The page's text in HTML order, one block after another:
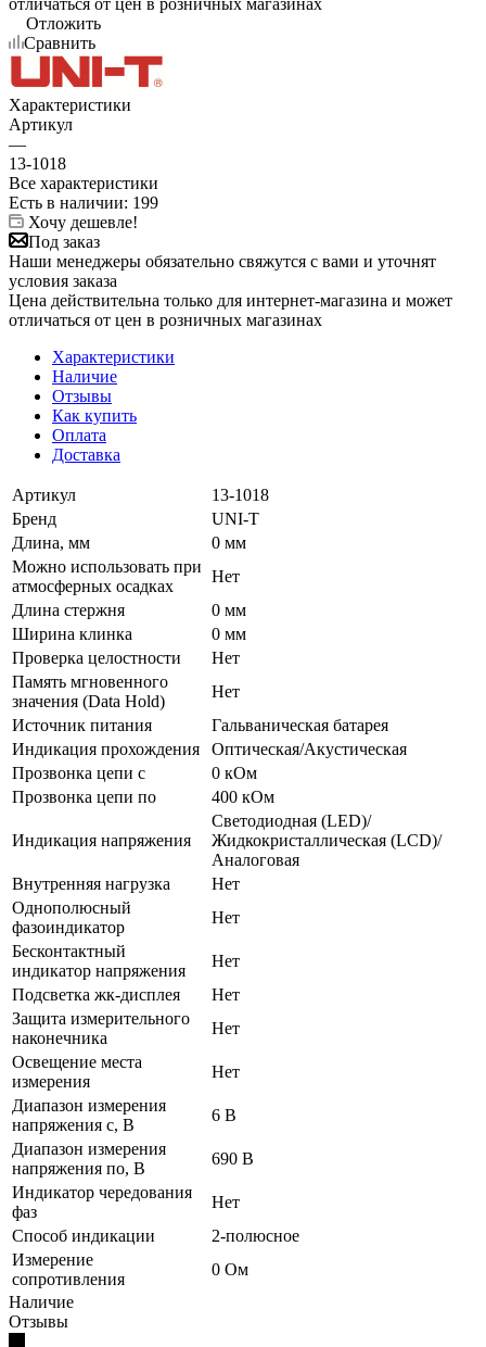
Отложить
Сравнить
Характеристики
Артикул
—
13-1018
Все характеристики
Есть в наличии: 199
Хочу дешевле!
Под заказ
Наши менеджеры обязательно свяжутся с вами и уточнят
условия заказа
Цена действительна только для интернет-магазина и может
отличаться от цен в розничных магазинах
Характеристики
Наличие
Отзывы
Как купить
Оплата
Доставка
Артикул
13-1018
Бренд
UNI-T
Длина, мм
0 мм
Можно использовать при
атмосферных осадках
Нет
Длина стержня
0 мм
Ширина клинка
0 мм
Проверка целостности
Нет
Память мгновенного
значения (Data Hold)
Нет
Источник питания
Гальваническая батарея
Индикация прохождения
Оптическая/Акустическая
Прозвонка цепи с
0 кОм
Прозвонка цепи по
400 кОм
Индикация напряжения
Светодиодная (LED)/
Жидкокристаллическая (LCD)/
Аналоговая
Внутренняя нагрузка
Нет
Однополюсный
фазоиндикатор
Нет
Бесконтактный
индикатор напряжения
Нет
Подсветка жк-дисплея
Нет
Защита измерительного
наконечника
Нет
Освещение места
измерения
Нет
Диапазон измерения
напряжения с, В
6 В
Диапазон измерения
напряжения по, В
690 В
Индикатор чередования
фаз
Нет
Способ индикации
2-полюсное
Измерение
сопротивления
0 Ом
Наличие
Отзывы